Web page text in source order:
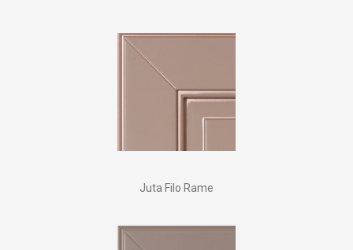
Juta Filo Rame